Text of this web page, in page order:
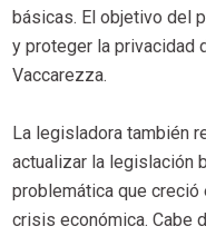
básicas. El objetivo del
y proteger la privacidad
Vaccarezza.
La legisladora también
actualizar la legislación
problemática que
crisis económica. Cabe